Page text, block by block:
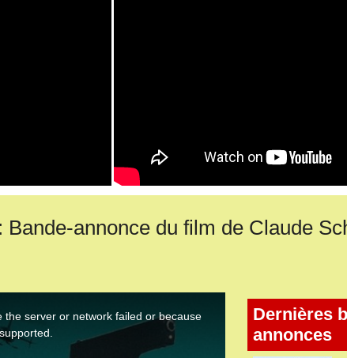
annonce du film de Claude
Dernières
annonces